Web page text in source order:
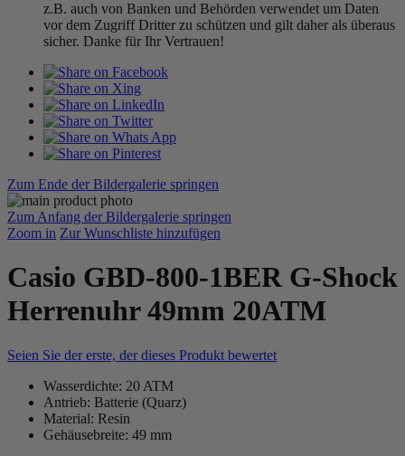
z.B. auch von Banken und Behörden verwendet um Daten
vor dem Zugriff Dritter zu schützen und gilt daher als überaus
sicher. Danke für Ihr Vertrauen!
Zum Ende der Bildergalerie springen
Zum Anfang der Bildergalerie springen
Zoom in Zur Wunschliste hinzufügen
Casio GBD-800-1BER G-Shock
Herrenuhr 49mm 20ATM
Seien Sie der erste, der dieses Produkt bewertet
Wasserdichte: 20 ATM
Antrieb: Batterie (Quarz)
Material: Resin
Gehäusebreite: 49 mm